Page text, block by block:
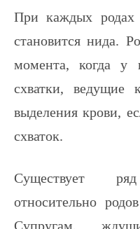
При каждых
становится нида.
момента, когда у
схватки,
выделения крови,
схваток.
Существует
относительно
Супругам,